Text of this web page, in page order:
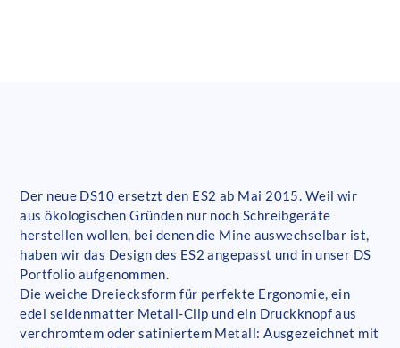
Der neue DS10 ersetzt den ES2 ab Mai 2015. Weil wir
aus ökologischen Gründen nur noch Schreibgeräte
herstellen wollen, bei denen die Mine auswechselbar ist,
haben wir das Design des ES2 angepasst und in unser DS
Portfolio aufgenommen.
Die weiche Dreiecksform für perfekte Ergonomie, ein
edel seidenmatter Metall-Clip und ein Druckknopf aus
verchromtem oder satiniertem Metall: Ausgezeichnet mit